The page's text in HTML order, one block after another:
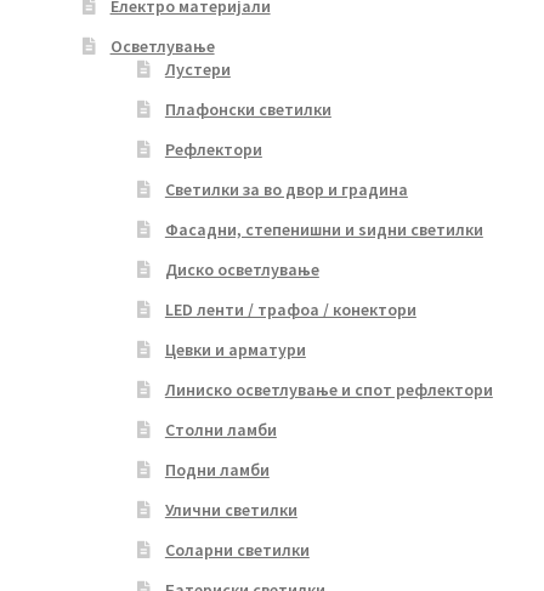
Електро материјали
Осветлување
Лустери
Плафонски светилки
Рефлектори
Светилки за во двор и градина
Фасадни, степенишни и ѕидни светилки
Диско осветлување
LED ленти / трафоа / конектори
Цевки и арматури
Линиско осветлување и спот рефлектори
Столни ламби
Подни ламби
Улични светилки
Соларни светилки